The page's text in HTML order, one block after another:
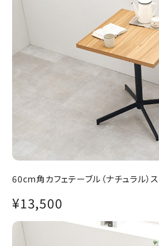
60cm角カフェテーブル（ナチュラル）
¥13,500